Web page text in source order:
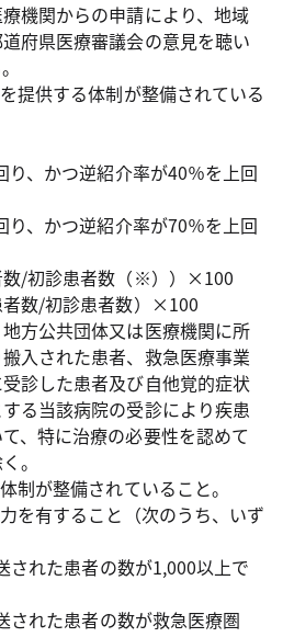
機関からの申請により、地域
府県医療審議会の意見を聴い
提供する体制が整備されている
、かつ逆紹介率が40％を上回
、かつ逆紹介率が70％を上回
/初診患者数（※））×100
数/初診患者数）×100
方公共団体又は医療機関に所
入された患者、救急医療事業
診した患者及び自他覚的症状
る当該病院の受診により疾患
、特に治療の必要性を認めて
。
制が整備されていること。
を有すること（次のうち、いず
された患者の数が1,000以上で
された患者の数が救急医療圏